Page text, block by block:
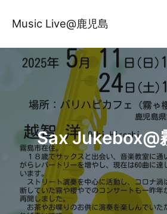
ス
Music Live@鹿児島
Sax Jukebox@